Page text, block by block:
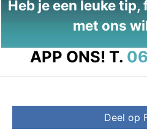
Heb je een leuke
met ons
APP ONS! T.
Deel op